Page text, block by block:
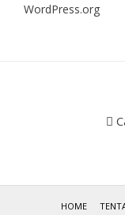
WordPress.org
HOME